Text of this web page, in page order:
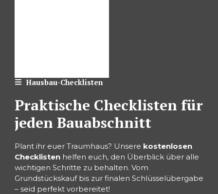
Hausbau-Checklisten
Praktische Checklisten für
jeden Bauabschnitt
Plant ihr euer Traumhaus? Unsere kostenlosen
Checklisten helfen euch, den Überblick über alle
wichtigen Schritte zu behalten. Vom
Grundstückskauf bis zur finalen Schlüsselübergabe
– seid perfekt vorbereitet!